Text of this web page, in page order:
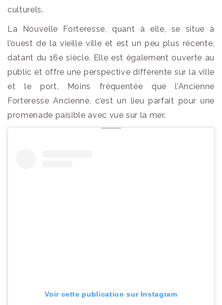
culturels.
La Nouvelle Forteresse, quant à elle, se situe à
l’ouest de la vieille ville et est un peu plus récente,
datant du 16e siècle. Elle est également ouverte au
public et offre une perspective différente sur la ville
et le port. Moins fréquentée que l’Ancienne
Forteresse Ancienne, c’est un lieu parfait pour une
promenade paisible avec vue sur la mer.
Voir cette publication sur Instagram